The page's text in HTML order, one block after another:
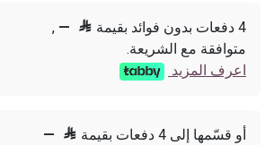
4 دفعات بدون فوائد بقيمة 
—
,
متوافقة مع الشريعة.
اعرف المزيد
أو قسّمها إلى 4 دفعات بقيمة 
—